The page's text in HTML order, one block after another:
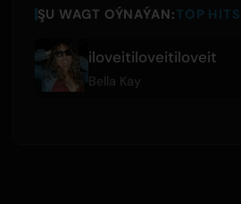
ŞU WAGT OÝNAÝAN:TOP HITS
iloveitiloveitiloveit
Bella Kay